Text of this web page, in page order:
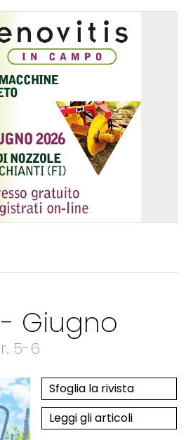
Giugno
5-6
Sfoglia la rivista
Leggi gli articoli